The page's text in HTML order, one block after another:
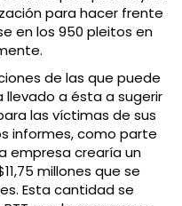
para hacer frente
en los 950 pleitos en
de las que puede
llevado a ésta a sugerir
las víctimas de sus
informes, como parte
empresa crearía un
millones que se
Esta cantidad se